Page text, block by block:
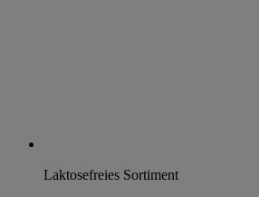
Laktosefreies Sortiment